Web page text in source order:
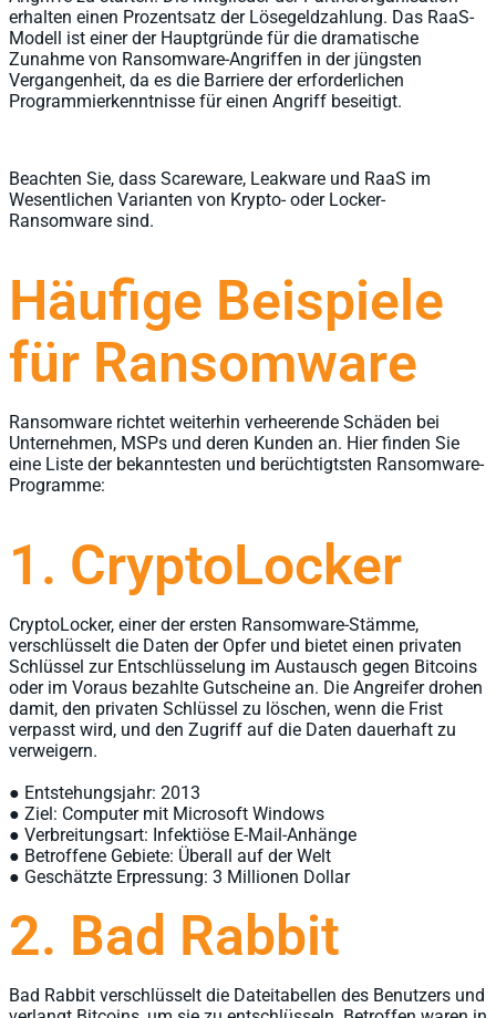
erhalten einen Prozentsatz der Lösegeldzahlung. Das RaaS-
Modell ist einer der Hauptgründe für die dramatische
Zunahme von Ransomware-Angriffen in der jüngsten
Vergangenheit, da es die Barriere der erforderlichen
Programmierkenntnisse für einen Angriff beseitigt.
Beachten Sie, dass Scareware, Leakware und RaaS im
Wesentlichen Varianten von Krypto- oder Locker-
Ransomware sind.
Häufige Beispiele
für Ransomware
Ransomware richtet weiterhin verheerende Schäden bei
Unternehmen, MSPs und deren Kunden an. Hier finden Sie
eine Liste der bekanntesten und berüchtigtsten Ransomware-
Programme:
1. CryptoLocker
CryptoLocker, einer der ersten Ransomware-Stämme,
verschlüsselt die Daten der Opfer und bietet einen privaten
Schlüssel zur Entschlüsselung im Austausch gegen Bitcoins
oder im Voraus bezahlte Gutscheine an. Die Angreifer drohen
damit, den privaten Schlüssel zu löschen, wenn die Frist
verpasst wird, und den Zugriff auf die Daten dauerhaft zu
verweigern.
● Entstehungsjahr: 2013
● Ziel: Computer mit Microsoft Windows
● Verbreitungsart: Infektiöse E-Mail-Anhänge
● Betroffene Gebiete: Überall auf der Welt
● Geschätzte Erpressung: 3 Millionen Dollar
2. Bad Rabbit
Bad Rabbit verschlüsselt die Dateitabellen des Benutzers und